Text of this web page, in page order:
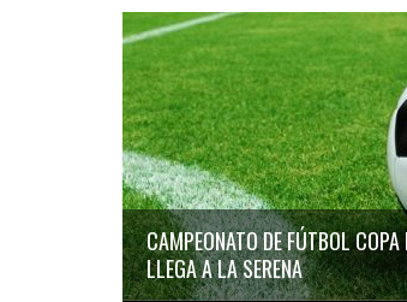
CAMPEONATO DE FÚTBOL
LLEGA A LA SERENA